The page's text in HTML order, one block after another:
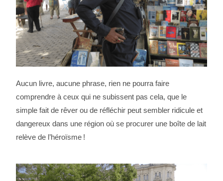
Aucun livre, aucune phrase, rien ne pourra faire
comprendre à ceux qui ne subissent pas cela, que le
simple fait de rêver ou de réfléchir peut sembler ridicule et
dangereux dans une région où se procurer une boîte de lait
relève de l’héroïsme !